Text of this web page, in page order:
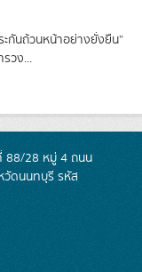
กันถ้วนหน้าอย่างยั่งยืน”
วง...
88/28 หมู่ 4 ถนน
วัดนนทบุรี รหัส